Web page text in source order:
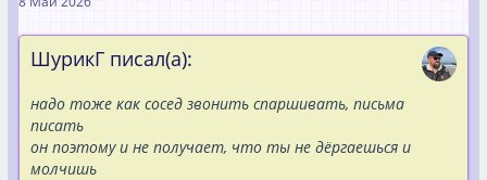
ШурикГ писал(а):
надо тоже как сосед звонить спаршивать, письма
писать
он поэтому и не получает, что ты не дёргаешься и
молчишь